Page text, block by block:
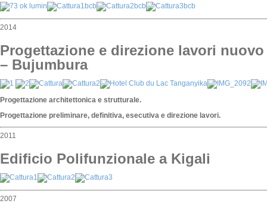
2014
Progettazione e direzione lavori
– Bujumbura
Progettazione architettonica e strutturale.
Progettazione preliminare, definitiva, esecutiva e direzione lavori.
2011
Edificio Polifunzionale a Kigali
2007